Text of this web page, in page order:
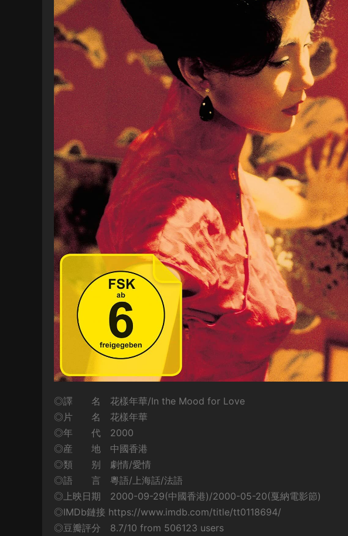
◎譯 名 花樣年華/In the Mood for Love
◎片 名 花樣年華
◎年 代 2000
◎産 地 中國香港
◎類 别 劇情/愛情
◎語 言 粵語/上海話/法語
◎上映日期 2000-09-29(中國香港)/2000-05-20(戛納電影節)
◎IMDb鏈接 https://www.imdb.com/title/tt0118694/
◎豆瓣評分 8.7/10 from 506123 users